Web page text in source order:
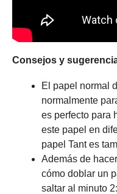
Consejos y
El papel normal
normalmente
es perfecto para
este papel en
papel Tant es
Además de
cómo doblar un
saltar al minuto